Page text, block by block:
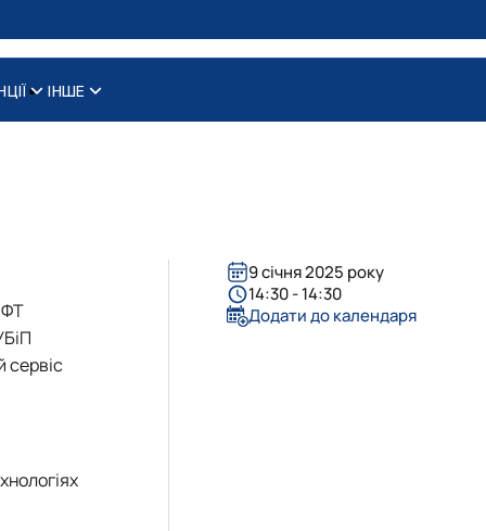
ІНШЕ
сервіс
9 січня 2025 року
14:30 - 14:30
Додати до календаря